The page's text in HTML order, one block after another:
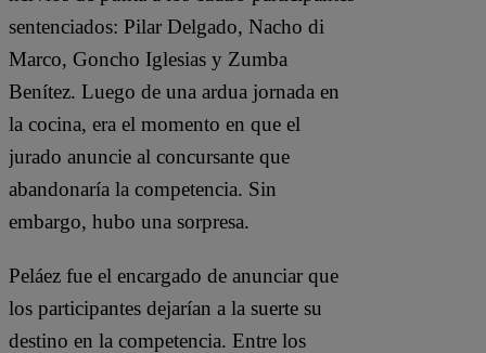
sentenciados: Pilar Delgado, Nacho di
Marco, Goncho Iglesias y Zumba
Benítez. Luego de una ardua jornada en
la cocina, era el momento en que el
jurado anuncie al concursante que
abandonaría la competencia. Sin
embargo, hubo una sorpresa.
Peláez fue el encargado de anunciar que
los participantes dejarían a la suerte su
destino en la competencia. Entre los